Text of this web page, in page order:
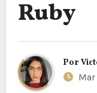
Ruby
Por